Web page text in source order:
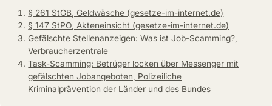
§ 261 StGB, Geldwäsche (gesetze-im-internet.de)
§ 147 StPO, Akteneinsicht (gesetze-im-internet.de)
Gefälschte Stellenanzeigen: Was ist Job-Scamming?,
Verbraucherzentrale
Task-Scamming: Betrüger locken über Messenger mit
gefälschten Jobangeboten, Polizeiliche
Kriminalprävention der Länder und des Bundes